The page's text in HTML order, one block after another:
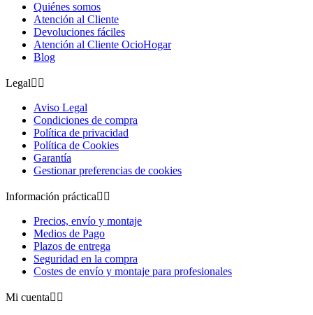
Quiénes somos
Atención al Cliente
Devoluciones fáciles
Atención al Cliente OcioHogar
Blog
Legal 
Aviso Legal
Condiciones de compra
Política de privacidad
Política de Cookies
Garantía
Gestionar preferencias de cookies
Información práctica 
Precios, envío y montaje
Medios de Pago
Plazos de entrega
Seguridad en la compra
Costes de envío y montaje para profesionales
Mi cuenta 